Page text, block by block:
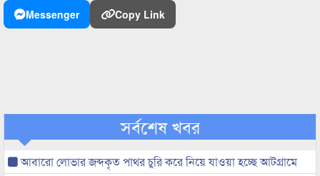
Messenger
Copy Link
সর্বশেষ খবর
আবারো লোভার জব্দকৃত পাথর চুরি করে নিয়ে যাওয়া হচ্ছে আটগ্রামে